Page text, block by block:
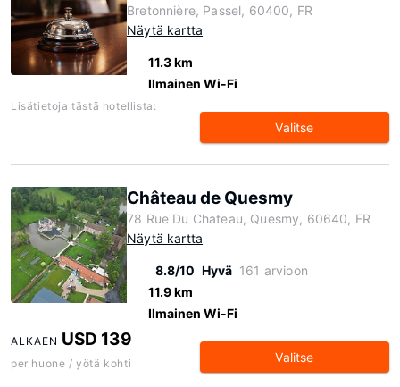
Bretonnière, Passel, 60400, FR
Näytä kartta
11.3 km
Ilmainen Wi-Fi
Lisätietoja tästä hotellista:
Valitse
Château de Quesmy
78 Rue Du Chateau, Quesmy, 60640, FR
Näytä kartta
8.8/10 Hyvä 161 arvioon
11.9 km
Ilmainen Wi-Fi
ALKAEN USD 139
per huone / yötä kohti Valitse